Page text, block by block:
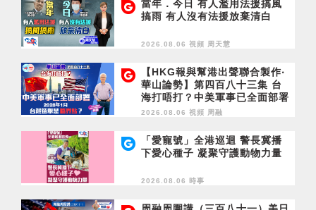
當年．今日 有人濫用法援搞風
搞雨 有人沒有法援放棄清白
2026.08.06 視頻 周天慧
【HKG報與幫港出聲聯合製作‧
華山論勢】第四百八十三集 台
海打唔打？中美軍事已全面部署
2028年1月台灣選舉是臨界點？
2026.08.06 視頻 周融
「愛寵號」全港巡迴 警長冀播
下愛心種子 凝聚守護動物力量
2026.08.06 時事